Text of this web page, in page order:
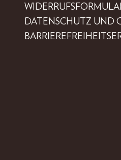
DATENSCHUTZ UND